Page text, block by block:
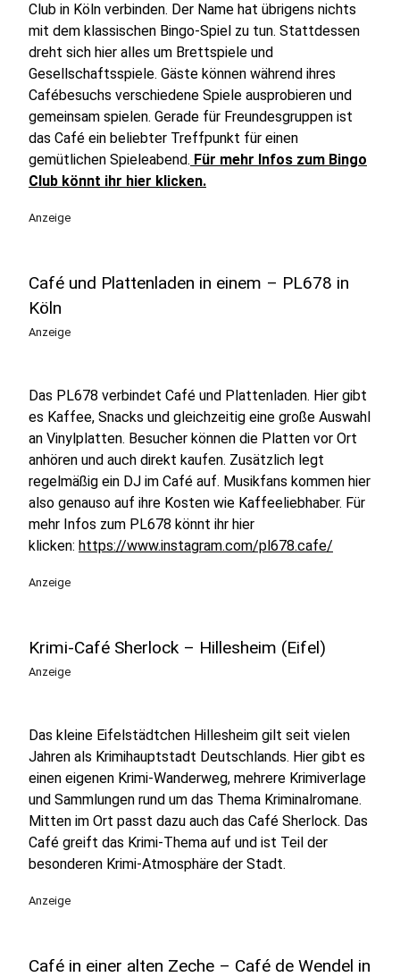
Club in Köln verbinden. Der Name hat übrigens nichts
mit dem klassischen Bingo-Spiel zu tun. Stattdessen
dreht sich hier alles um Brettspiele und
Gesellschaftsspiele. Gäste können während ihres
Cafébesuchs verschiedene Spiele ausprobieren und
gemeinsam spielen. Gerade für Freundesgruppen ist
das Café ein beliebter Treffpunkt für einen
gemütlichen Spieleabend. Für mehr Infos zum Bingo
Club könnt ihr hier klicken.
Anzeige
Café und Plattenladen in einem – PL678 in
Köln
Anzeige
Das PL678 verbindet Café und Plattenladen. Hier gibt
es Kaffee, Snacks und gleichzeitig eine große Auswahl
an Vinylplatten. Besucher können die Platten vor Ort
anhören und auch direkt kaufen. Zusätzlich legt
regelmäßig ein DJ im Café auf. Musikfans kommen hier
also genauso auf ihre Kosten wie Kaffeeliebhaber. Für
mehr Infos zum PL678 könnt ihr hier
klicken: https://www.instagram.com/pl678.cafe/
Anzeige
Krimi-Café Sherlock – Hillesheim (Eifel)
Anzeige
Das kleine Eifelstädtchen Hillesheim gilt seit vielen
Jahren als Krimihauptstadt Deutschlands. Hier gibt es
einen eigenen Krimi-Wanderweg, mehrere Krimiverlage
und Sammlungen rund um das Thema Kriminalromane.
Mitten im Ort passt dazu auch das Café Sherlock. Das
Café greift das Krimi-Thema auf und ist Teil der
besonderen Krimi-Atmosphäre der Stadt.
Anzeige
Café in einer alten Zeche – Café de Wendel in